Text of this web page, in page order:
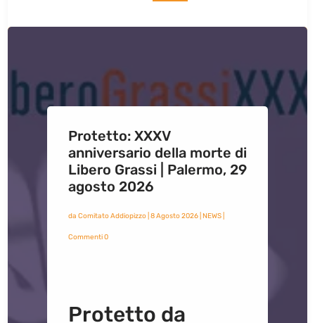
Protetto: XXXV
anniversario della morte di
Libero Grassi | Palermo, 29
agosto 2026
da Comitato Addiopizzo| 8 Agosto 2026| NEWS|
Commenti 0
Protetto da